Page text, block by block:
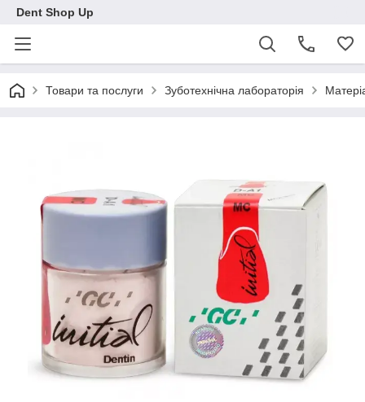
Dent Shop Up
Товари та послуги Зуботехнічна лабораторія